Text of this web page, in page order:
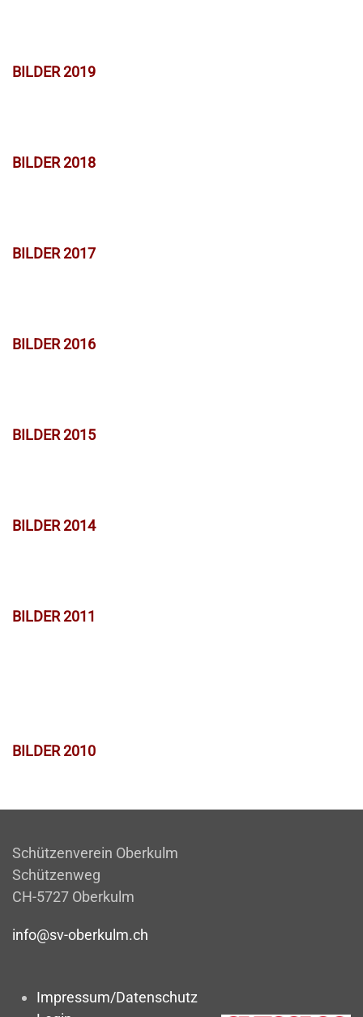
BILDER 2019
BILDER 2018
BILDER 2017
BILDER 2016
BILDER 2015
BILDER 2014
BILDER 2011
BILDER 2010
Schützenverein Oberkulm
Schützenweg
CH-5727 Oberkulm
info@sv-oberkulm.ch
Impressum/Datenschutz